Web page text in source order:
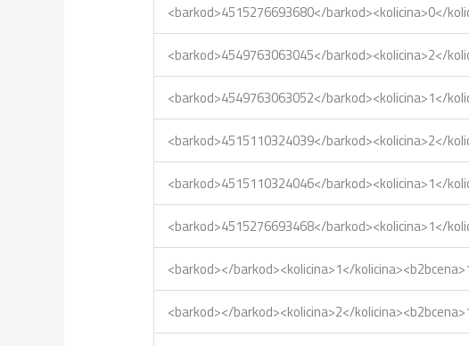
<barkod>4515276693680</barkod><kolicina>0</
<barkod>4549763063045</barkod><kolicina>2</
<barkod>4549763063052</barkod><kolicina>1</
<barkod>4515110324039</barkod><kolicina>2</
<barkod>4515110324046</barkod><kolicina>1</
<barkod>4515276693468</barkod><kolicina>1</
<barkod></barkod><kolicina>1</
<barkod></barkod><kolicina>2</